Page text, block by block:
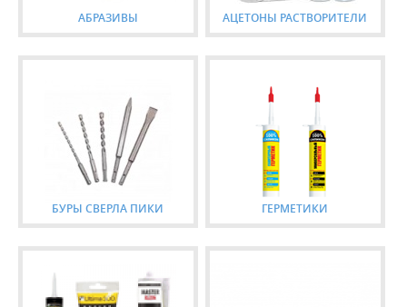
АБРАЗИВЫ АЦЕТОНЫ РАСТВОРИТЕЛИ
БУРЫ СВЕРЛА ПИКИ ГЕРМЕТИКИ